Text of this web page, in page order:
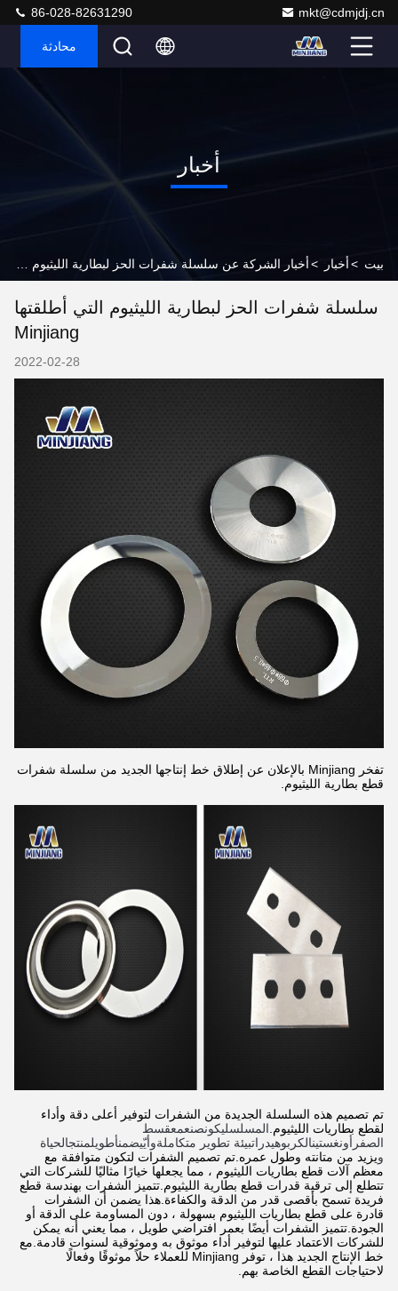
mkt@cdmjdj.cn
86-028-82631290
محادثة
أخبار
بيت >أخبار >
سلسلة شفرات الحز لبطارية الليثيوم التي أطلقتها
Minjiang
2022-02-28
تفخر Minjiang بالإعلان عن إطلاق خط إنتاجها الجديد من سلسلة شفرات
قطع بطارية الليثيوم.
تم تصميم هذه السلسلة الجديدة من الشفرات لتوفير أعلى دقة وأداء
لقطع بطاريات الليثيوم. المسلسليكونصنعمعقسط
الصفر أونغستينالكربوهيدراتبيئة تطوير متكاملةوأيّيضمنأطويلمنتجالحياة
ويزيد من متانته وطول عمره.تم تصميم الشفرات لتكون متوافقة مع
معظم آلات قطع بطاريات الليثيوم ، مما يجعلها خيارًا مثاليًا للشركات التي
تتطلع إلى ترقية قدرات قطع بطارية الليثيوم.تتميز الشفرات بهندسة قطع
فريدة تسمح بأقصى قدر من الدقة والكفاءة.هذا يضمن أن الشفرات
قادرة على قطع بطاريات الليثيوم بسهولة ، دون المساومة على الدقة أو
الجودة.تتميز الشفرات أيضًا بعمر افتراضي طويل ، مما يعني أنه يمكن
للشركات الاعتماد عليها لتوفير أداء موثوق به وموثوقية لسنوات قادمة.مع
خط الإنتاج الجديد هذا ، توفر Minjiang للعملاء حلاً موثوقًا وفعالًا
لاحتياجات القطع الخاصة بهم.